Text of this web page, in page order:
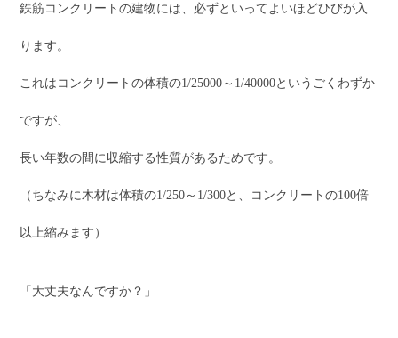
鉄筋コンクリートの建物には、必ずといってよいほどひびが入
ります。
これはコンクリートの体積の1/25000～1/40000というごくわずか
ですが、
長い年数の間に収縮する性質があるためです。
（ちなみに木材は体積の1/250～1/300と、コンクリートの100倍
以上縮みます）
「大丈夫なんですか？」